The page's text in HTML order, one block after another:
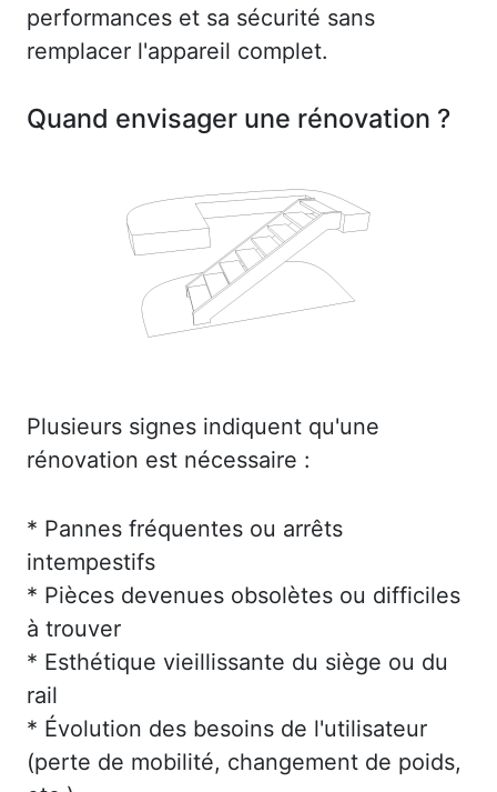
performances et sa sécurité sans
remplacer l'appareil complet.
Quand envisager une rénovation ?
Plusieurs signes indiquent qu'une
rénovation est nécessaire :
* Pannes fréquentes ou arrêts
intempestifs
* Pièces devenues obsolètes ou difficiles
à trouver
* Esthétique vieillissante du siège ou du
rail
* Évolution des besoins de l'utilisateur
(perte de mobilité, changement de poids,